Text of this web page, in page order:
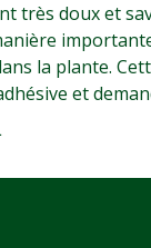
très doux et
la plante.
et